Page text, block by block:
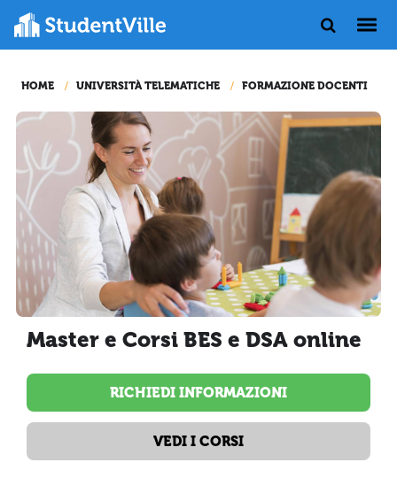
HOME UNIVERSITÀ TELEMATICHE FORMAZIONE DOCENTI
Master e Corsi BES e DSA online
RICHIEDI INFORMAZIONI
VEDI I CORSI